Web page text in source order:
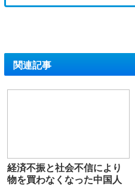
関連記事
経済不振と社会不信により
物を買わなくなった中国人